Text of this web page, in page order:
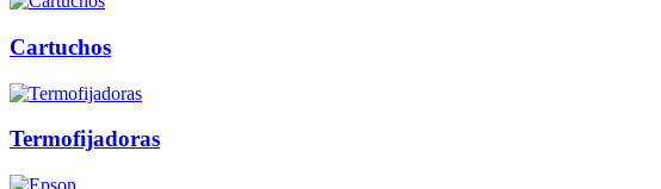
Cartuchos
Termofijadoras